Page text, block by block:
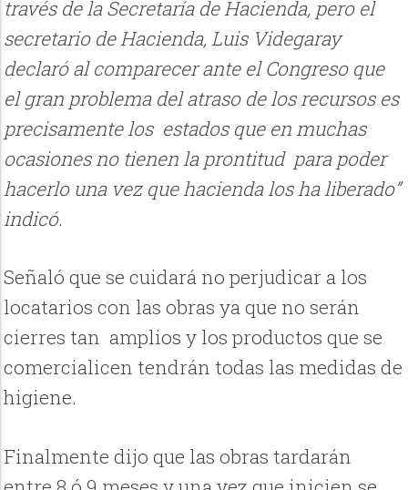
través de la Secretaría de Hacienda, pero el
secretario de Hacienda, Luis Videgaray
declaró al comparecer ante el Congreso que
el gran problema del atraso de los recursos es
precisamente los estados que en muchas
ocasiones no tienen la prontitud para poder
hacerlo una vez que hacienda los ha liberado”
indicó.
Señaló que se cuidará no perjudicar a los
locatarios con las obras ya que no serán
cierres tan amplios y los productos que se
comercialicen tendrán todas las medidas de
higiene.
Finalmente dijo que las obras tardarán